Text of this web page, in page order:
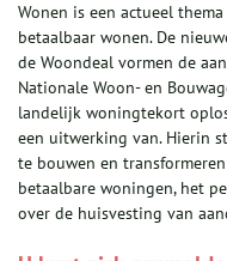
Wonen is een actueel
betaalbaar wonen. De
de Woondeal vormen de
Nationale Woon- en
landelijk woningtekort
een uitwerking van. Hierin
te bouwen en
betaalbare woningen, het
over de huisvesting van